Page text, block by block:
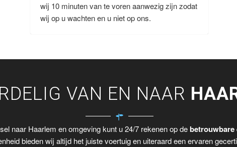
wij 10 minuten van te voren aanwezig zijn zodat
wij op u wachten en u niet op ons.
VAN EN NAAR
naar Haarlem en omgeving kunt u 24/7 rekenen op debetrouwbare
bieden wij altijd het juiste voertuig en uiteraard een ervaren